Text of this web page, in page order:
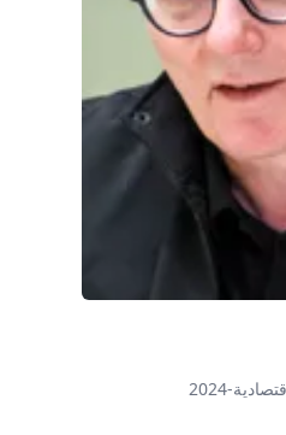
2024